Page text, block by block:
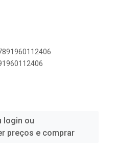
login ou
preços e comprar